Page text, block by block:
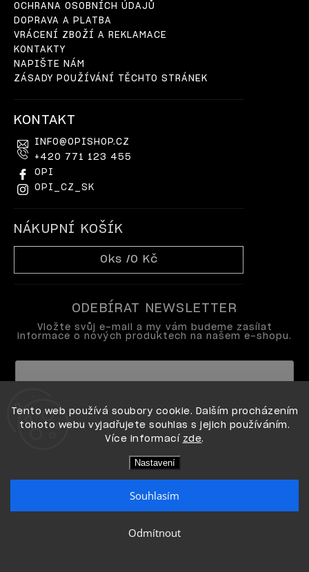
Tento web používá soubory cookie. Dalším procházením
tohoto webu vyjadřujete souhlas s jejich používáním.
Více informací zde.
Nastavení
Odmítnout
Souhlasím
OCHRANA OSOBNÍCH ÚDAJŮ
DOPRAVA A PLATBA
VRÁCENÍ ZBOŽÍ A REKLAMACE
KONTAKTY
NAPIŠTE NÁM
ZÁSADY POUŽÍVÁNÍ TĚCHTO STRÁNEK
KONTAKT
INFO@OPISHOP.CZ
+420 771 123 455
OPI
OPI_CZ_SK
NÁKUPNÍ KOŠÍK
0 ks /0 Kč
ODEBÍRAT NEWSLETTER
Vložte svůj e-mail a my vám budeme zasílat
informace o nových produktech na našem e-shopu.
podmínkami ochrany osobních údajů
Vytvořil Shoptet
Copyright 2026OPI shop. Všechna práva vyhrazena.